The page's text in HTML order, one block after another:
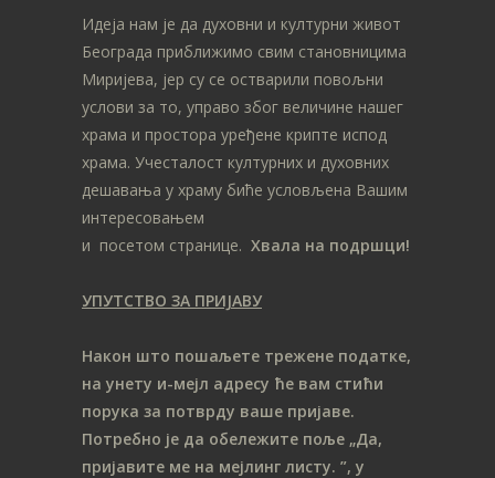
Идеја нам је да духовни и културни живот
Београда приближимо свим становницима
Миријева, јер су се остварили повољни
услови за то, управо због величине нашег
храма и простора уређене крипте испод
храма. Учесталост културних и духовних
дешавања у храму биће условљена Вашим
интересовањем
и посетом странице. Хвала на подршци!
УПУТСТВО ЗА ПРИЈАВУ
Након што пошаљете трежене податке,
на унету и-мејл адресу ће вам стићи
порука за потврду ваше пријаве.
Потребно је да обележите поље „Да,
пријавите ме на мeјлинг листу. ”, у